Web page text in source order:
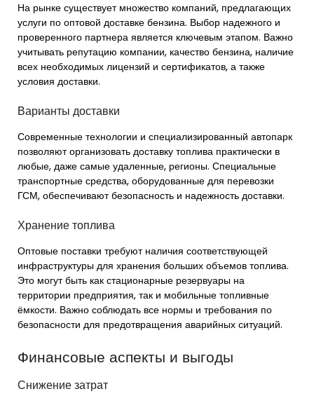
На рынке существует множество компаний, предлагающих
услуги по оптовой доставке бензина. Выбор надежного и
проверенного партнера является ключевым этапом. Важно
учитывать репутацию компании, качество бензина, наличие
всех необходимых лицензий и сертификатов, а также
условия доставки.
Варианты доставки
Современные технологии и специализированный автопарк
позволяют организовать доставку топлива практически в
любые, даже самые удаленные, регионы. Специальные
транспортные средства, оборудованные для перевозки
ГСМ, обеспечивают безопасность и надежность доставки.
Хранение топлива
Оптовые поставки требуют наличия соответствующей
инфраструктуры для хранения больших объемов топлива.
Это могут быть как стационарные резервуары на
территории предприятия, так и мобильные топливные
ёмкости. Важно соблюдать все нормы и требования по
безопасности для предотвращения аварийных ситуаций.
Финансовые аспекты и выгоды
Снижение затрат